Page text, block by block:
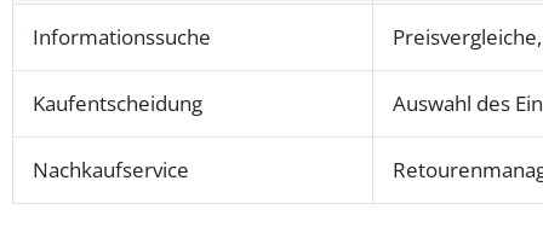
Informationssuche
Kaufentscheidung Auswahl des
Nachkaufservice